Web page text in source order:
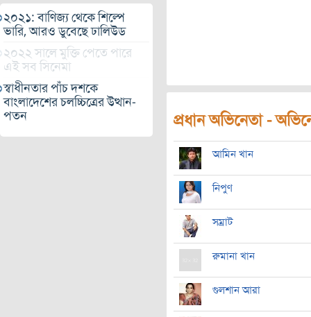
২০২১: বাণিজ্য থেকে শিল্পে
ভারি, আরও ডুবেছে ঢালিউড
২০২২ সালে মুক্তি পেতে পারে
এই সব সিনেমা
স্বাধীনতার পাঁচ দশকে
বাংলাদেশের চলচ্চিত্রের উত্থান-
পতন
প্রধান অভিনেতা -
আমিন খান
নিপুণ
সম্রাট
রুমানা খান
গুলশান আরা